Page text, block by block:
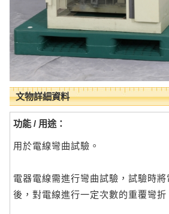
文物詳細資料
功能 / 用途：
用於電線彎曲試驗。
電器電線需進行彎曲試驗，試驗時
後，對電線進行一定次數的重覆彎折